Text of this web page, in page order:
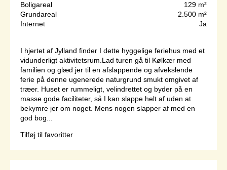
Boligareal
129 m²
Grundareal
2.500 m²
Internet
Ja
I hjertet af Jylland finder I dette hyggelige feriehus med et
vidunderligt aktivitetsrum.Lad turen gå til Kølkær med
familien og glæd jer til en afslappende og afvekslende
ferie på denne ugenerede naturgrund smukt omgivet af
træer. Huset er rummeligt, velindrettet og byder på en
masse gode faciliteter, så I kan slappe helt af uden at
bekymre jer om noget. Mens nogen slapper af med en
god bog...
Tilføj til favoritter